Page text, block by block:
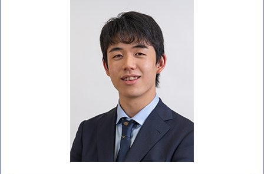
【画像】身長155cm・体重36kg・ウエスト51cmのスレンダー美
少女がAVデビュ－ｗwwww
【画像】彼女「ねー、今日のデートこれで行っていー？」ﾊﾟｼｬ
広末涼子さん、正気に戻ってしまい絶望する・・・「アカン、キ
ャリアがすべて終わった」
【配信者】「金バエ」のSNS更新が1週間途絶え、様々な憶測が
飛び交う。1週間ぶりの投稿でも一人称が「ボキ」ではなく「俺」と
なっており、本人ではないとの憶測が広がる
かつてはSONYのパソコンだった「VAIO」家電量販店のノジマに
ハードオフに売っていた4万4000円のフィギュアがヤバすぎるｗ
ｗｗｗｗｗ「こんな高いの？ｗｗ」「逆に超安い」